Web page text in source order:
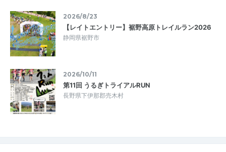
2026/8/23
【レイトエントリー】裾野高原トレイルラン2026
静岡県裾野市
2026/10/11
第11回 うるぎトライアルRUN
長野県下伊那郡売木村